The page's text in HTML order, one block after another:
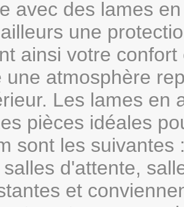
avec des lames
une
ainsi votre
une atmosphère
Les lames en
pièces idéales
sont les
d'attente,
et